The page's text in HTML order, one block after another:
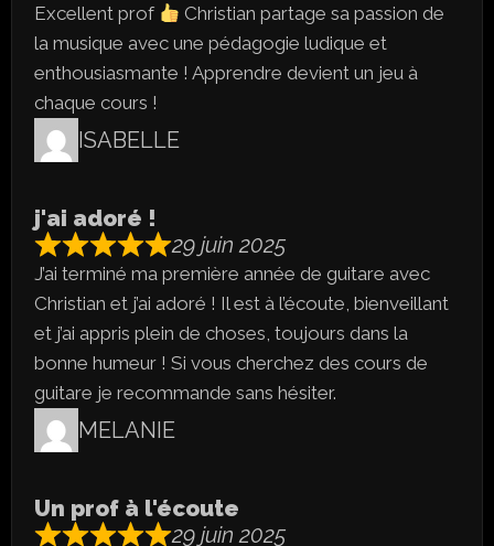
Excellent prof
Christian partage sa passion de
la musique avec une pédagogie ludique et
enthousiasmante ! Apprendre devient un jeu à
chaque cours !
ISABELLE
j'ai adoré !
29 juin 2025
J’ai terminé ma première année de guitare avec
Christian et j’ai adoré ! Il est à l’écoute, bienveillant
et j’ai appris plein de choses, toujours dans la
bonne humeur ! Si vous cherchez des cours de
guitare je recommande sans hésiter.
MELANIE
Un prof à l'écoute
29 juin 2025